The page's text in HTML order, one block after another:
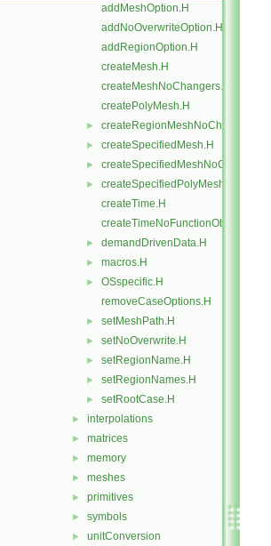
addMeshOption.H
addNoOverwriteOption.H
addRegionOption.H
createMesh.H
createMeshNoChangers.H
createPolyMesh.H
► createRegionMeshNoChangers.H
► createSpecifiedMesh.H
► createSpecifiedMeshNoChangers.H
►
createSpecifiedPolyMesh.H
createTime.H
createTimeNoFunctionObjects.H
► demandDrivenData.H
► macros.H
►
OSspecific.H
removeCaseOptions.H
► setMeshPath.H
► setNoOverwrite.H
► setRegionName.H
► setRegionNames.H
► setRootCase.H
► interpolations
► matrices
► memory
► meshes
► primitives
► symbols
► unitConversion